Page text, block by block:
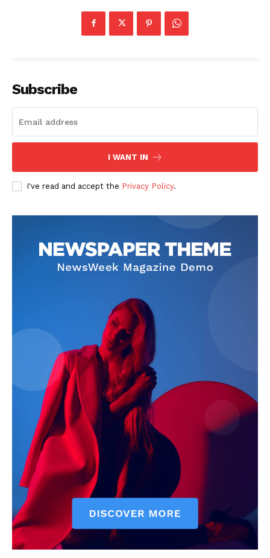
Subscribe
I WANT IN
I've read and accept the Privacy Policy.